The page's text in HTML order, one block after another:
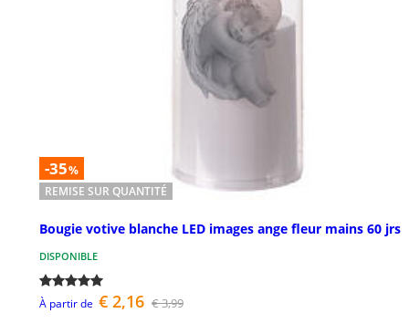
-35%
REMISE SUR QUANTITÉ
Bougie votive blanche LED images ange fleur mains 60 jrs
DISPONIBLE
À partir de € 2,16 € 3,99